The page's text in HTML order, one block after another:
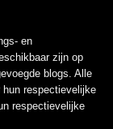
en
zijn op
blogs. Alle
respectievelijke
respectievelijke